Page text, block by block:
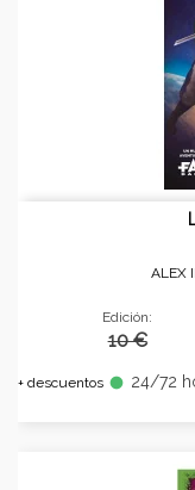
ALEX
Edición:
10 €
+ descuentos fiber_manual_record 24/72